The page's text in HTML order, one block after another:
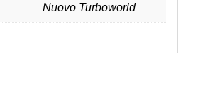
Nuovo Turboworld